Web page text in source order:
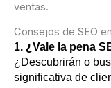
ventas.
Consejos de SEO
1. ¿Vale la pena
¿Descubrirán o
significativa de